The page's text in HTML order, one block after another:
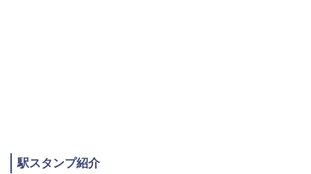
駅スタンプ紹介